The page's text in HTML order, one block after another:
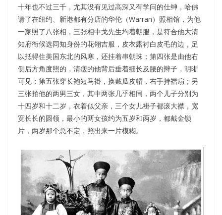
十年也不过三千，尤其没有见过高深又有学问的仕绅，哈佛
请了在纽约、新港都有分店的华伦（Warran）照相馆，为他
一家照了八张相，三张相中戈先生均着朝服，是符合他大清
知府衔候选同知身份的花翎吉服，皮衣露衬白皮毛的边，足
以抵得住美国东北的风寒，还挂着串朝珠；第四张是由他右
侧后方角度照的，清瘦的他背后垂着细长及腰的辫子，明晰
可见；第五张穿长袍短马褂，换戴瓜皮帽，右手持褶扇；另
三张拍他的两男三女，其中两张几乎相同，两个儿子分别为
十四岁和十二岁，衣着似父亲，三个女儿褂子都滚大襟，宽
宽长长的圆领，最小的两女孩约为五岁和两岁，都戴金锁
片，两岁那个总不定，照出来一片模糊。